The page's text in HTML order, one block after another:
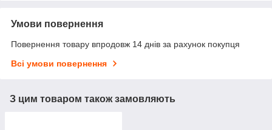
Умови повернення
Повернення товару впродовж 14 днів за рахунок покупця
Всі умови повернення
З цим товаром також замовляють